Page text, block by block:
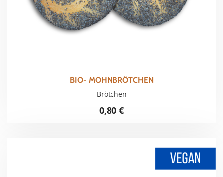
BIO- MOHNBRÖTCHEN
Brötchen
0,80 €